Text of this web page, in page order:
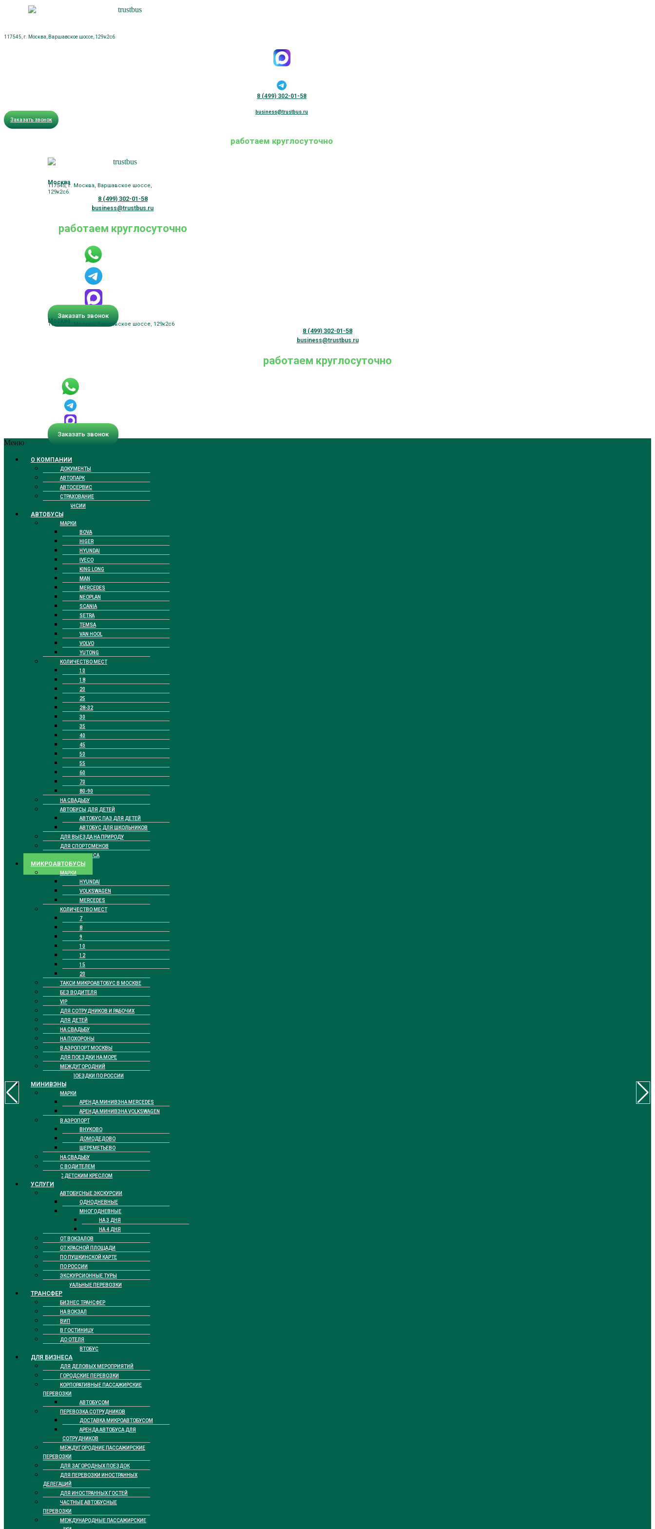
117545, г. Москва, Варшавское шоссе, 129к2с6
8 (499) 302-01-58
business@trustbus.ru
Заказать звонок
работаем круглосуточно
Москва
117545, г. Москва, Варшавское шоссе,
129к2с6
8 (499) 302-01-58
business@trustbus.ru
работаем круглосуточно
Заказать звонок
Москва
117545, г. Москва, Варшавское шоссе, 129к2с6
8 (499) 302-01-58
business@trustbus.ru
работаем круглосуточно
Заказать звонок
Меню
О КОМПАНИИ
ДОКУМЕНТЫ
АВТОПАРК
АВТОСЕРВИС
СТРАХОВАНИЕ
ВАКАНСИИ
АВТОБУСЫ
МАРКИ
BOVA
HIGER
HYUNDAI
IVECO
KING LONG
MAN
MERCEDES
NEOPLAN
SCANIA
SETRA
TEMSA
VAN HOOL
VOLVO
YUTONG
КОЛИЧЕСТВО МЕСТ
10
18
20
25
28-32
30
35
40
45
50
55
60
70
80-90
НА СВАДЬБУ
АВТОБУСЫ ДЛЯ ДЕТЕЙ
АВТОБУС ПАЗ ДЛЯ ДЕТЕЙ
АВТОБУС ДЛЯ ШКОЛЬНИКОВ
ДЛЯ ВЫЕЗДА НА ПРИРОДУ
ДЛЯ СПОРТСМЕНОВ
БИЗНЕС КЛАССА
МИКРОАВТОБУСЫ
МАРКИ
HYUNDAI
VOLKSWAGEN
MERCEDES
КОЛИЧЕСТВО МЕСТ
7
8
9
10
12
15
20
ТАКСИ МИКРОАВТОБУС В МОСКВЕ
БЕЗ ВОДИТЕЛЯ
VIP
ДЛЯ СОТРУДНИКОВ И РАБОЧИХ
ДЛЯ ДЕТЕЙ
НА СВАДЬБУ
НА ПОХОРОНЫ
В АЭРОПОРТ МОСКВЫ
ДЛЯ ПОЕЗДКИ НА МОРЕ
МЕЖДУГОРОДНИЙ
ДЛЯ ПОЕЗДКИ ПО РОССИИ
МИНИВЭНЫ
МАРКИ
АРЕНДА МИНИВЭНА MERCEDES
АРЕНДА МИНИВЭНА VOLKSWAGEN
В АЭРОПОРТ
ВНУКОВО
ДОМОДЕДОВО
ШЕРЕМЕТЬЕВО
НА СВАДЬБУ
С ВОДИТЕЛЕМ
С ДЕТСКИМ КРЕСЛОМ
УСЛУГИ
АВТОБУСНЫЕ ЭКСКУРСИИ
ОДНОДНЕВНЫЕ
МНОГОДНЕВНЫЕ
НА 3 ДНЯ
НА 4 ДНЯ
ОТ ВОКЗАЛОВ
ОТ КРАСНОЙ ПЛОЩАДИ
ПО ПУШКИНСКОЙ КАРТЕ
ПО РОССИИ
ЭКСКУРСИОННЫЕ ТУРЫ
РИТУАЛЬНЫЕ ПЕРЕВОЗКИ
ТРАНСФЕР
БИЗНЕС ТРАНСФЕР
НА ВОКЗАЛ
ВИП
В ГОСТИНИЦУ
ДО ОТЕЛЯ
ТАКСИ АВТОБУС
ДЛЯ БИЗНЕСА
ДЛЯ ДЕЛОВЫХ МЕРОПРИЯТИЙ
ГОРОДСКИЕ ПЕРЕВОЗКИ
КОРПОРАТИВНЫЕ ПАССАЖИРСКИЕ
ПЕРЕВОЗКИ
АВТОБУСОМ
ПЕРЕВОЗКА СОТРУДНИКОВ
ДОСТАВКА МИКРОАВТОБУСОМ
АРЕНДА АВТОБУСА ДЛЯ
СОТРУДНИКОВ
МЕЖДУГОРОДНИЕ ПАССАЖИРСКИЕ
ПЕРЕВОЗКИ
ДЛЯ ЗАГОРОДНЫХ ПОЕЗДОК
ДЛЯ ПЕРЕВОЗКИ ИНОСТРАННЫХ
ДЕЛЕГАЦИЙ
ДЛЯ ИНОСТРАННЫХ ГОСТЕЙ
ЧАСТНЫЕ АВТОБУСНЫЕ
ПЕРЕВОЗКИ
МЕЖДУНАРОДНЫЕ ПАССАЖИРСКИЕ